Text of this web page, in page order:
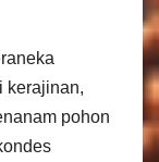
kerajinan,
pohon